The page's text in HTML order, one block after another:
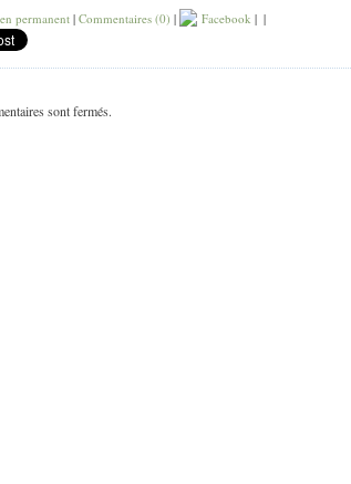
permanent| Commentaires (0) | Facebook | |
sont fermés.